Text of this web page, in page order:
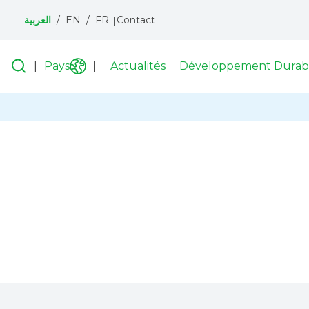
Menu
topbar
Contact
FR
EN العربية
Développement
Actualités
des
Pays
Recherche